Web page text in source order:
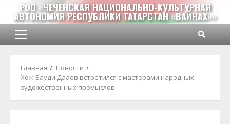
Перейти
содержимому
РОО «ЧЕЧЕНСКАЯ НАЦИОНАЛЬНО-КУЛЬТУРНАЯ
АВТОНОМИЯ РЕСПУБЛИКИ ТАТАРСТАН «ВАЙНАХ»»
Основное
Главная
Новости
Хож-Бауди Дааев встретился с мастерами народных
художественных промыслов